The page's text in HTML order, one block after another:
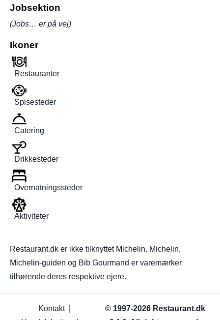
Jobsektion
(Jobs… er på vej)
Ikoner
Restauranter
Spisesteder
Catering
Drikkesteder
Overnatningssteder
Aktiviteter
Restaurant.dk er ikke tilknyttet Michelin. Michelin,
Michelin-guiden og Bib Gourmand er varemærker
tilhørende deres respektive ejere.
© 1997-2026 Restaurant.dk
Kontakt|